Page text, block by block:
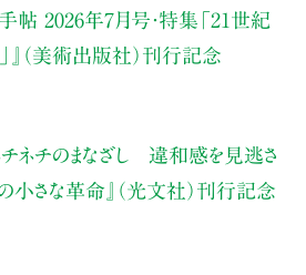
手帖 2026年7月号・特集「21世紀
』（美術出版社）刊行記念
チネチのまなざし 違和感を見逃さ
の小さな革命』（光文社）刊行記念